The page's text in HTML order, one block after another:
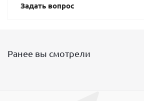
Задать вопрос
Ранее вы смотрели